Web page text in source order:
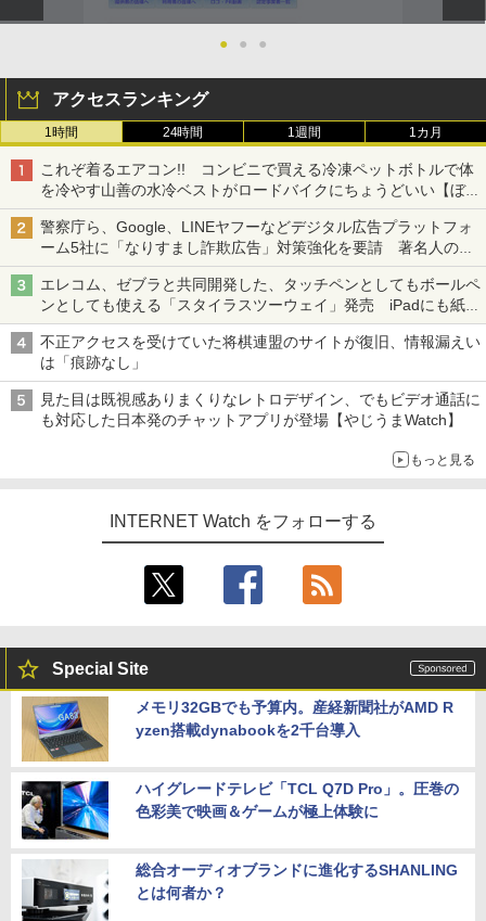
● ● ●
アクセスランキング
1時間 24時間 1週間 1カ月
これぞ着るエアコン!! コンビニで買える冷凍ペットボトルで体
を冷やす山善の水冷ベストがロードバイクにちょうどいい【ぼっ
ち・ざ・ろーど！その14】【空いた時間でなにしてる？】
警察庁ら、Google、LINEヤフーなどデジタル広告プラットフォ
ーム5社に「なりすまし詐欺広告」対策強化を要請 著名人の写
真や映像を使った投資詐欺などへの対策として
エレコム、ゼブラと共同開発した、タッチペンとしてもボールペ
ンとしても使える「スタイラスツーウェイ」発売 iPadにも紙に
も、持ち替えずに書き込める
不正アクセスを受けていた将棋連盟のサイトが復旧、情報漏えい
は「痕跡なし」
見た目は既視感ありまくりなレトロデザイン、でもビデオ通話に
も対応した日本発のチャットアプリが登場【やじうまWatch】
もっと見る
INTERNET Watch をフォローする
Special Site
メモリ32GBでも予算内。産経新聞社がAMD R
yzen搭載dynabookを2千台導入
ハイグレードテレビ「TCL Q7D Pro」。圧巻の
色彩美で映画＆ゲームが極上体験に
総合オーディオブランドに進化するSHANLING
とは何者か？